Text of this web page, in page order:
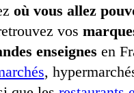
où vous allez
vos
enseignes en
,